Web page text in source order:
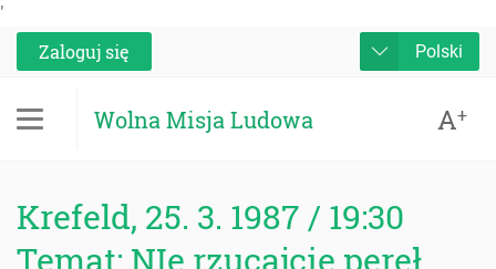
'
Zaloguj się
Polski
Wolna Misja Ludowa A+
Krefeld, 25. 3. 1987 / 19:30
Temat: NIe rzucajcie pereł